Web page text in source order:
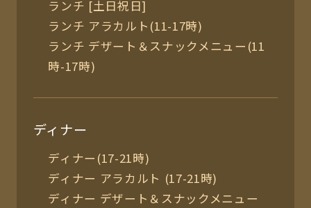
ランチ [土日祝日]
ランチ アラカルト(11-17時)
ランチ デザート＆スナックメニュー(11
時-17時)
ディナー
ディナー(17-21時)
ディナー アラカルト (17-21時)
ディナー デザート＆スナックメニュー